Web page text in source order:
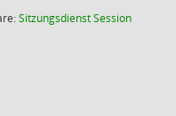
SitzungsdienstSession(Wird in